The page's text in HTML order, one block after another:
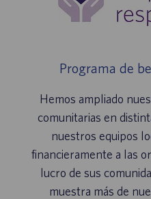
Programa de
Hemos ampliado
comunitarias en
nuestros equipos
financieramente a las
lucro de sus
muestra más de